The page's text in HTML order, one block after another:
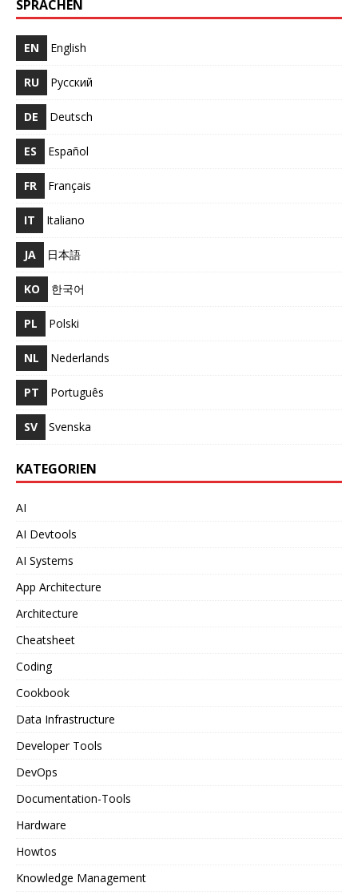
SPRACHEN
EN English
RU Русский
DE Deutsch
ES Español
FR Français
IT Italiano
JA 日本語
KO 한국어
PL Polski
NL Nederlands
PT Português
SV Svenska
KATEGORIEN
AI
AI Devtools
AI Systems
App Architecture
Architecture
Cheatsheet
Coding
Cookbook
Data Infrastructure
Developer Tools
DevOps
Documentation-Tools
Hardware
Howtos
Knowledge Management